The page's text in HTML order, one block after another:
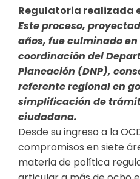
Regulatoria realizada
Este proceso,
años, fue culminado
coordinación del
Planeación (DNP),
referente regional en
simplificación de
ciudadana.
Desde su ingreso a la
compromisos en siete
materia de política